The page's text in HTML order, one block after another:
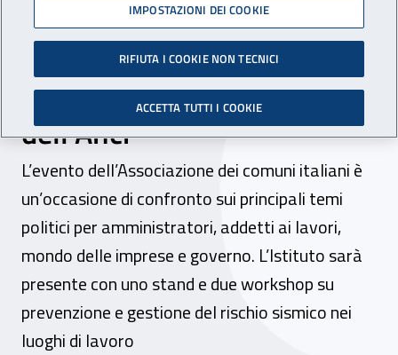
Dal 23 al 25 ottobre l’Inail
partecipa alla 35esima
Assemblea nazionale
dell’Anci
L’evento dell’Associazione dei comuni italiani è
un’occasione di confronto sui principali temi
politici per amministratori, addetti ai lavori,
mondo delle imprese e governo. L’Istituto sarà
presente con uno stand e due workshop su
prevenzione e gestione del rischio sismico nei
luoghi di lavoro
IMPOSTAZIONI DEI COOKIE
RIFIUTA I COOKIE NON TECNICI
ACCETTA TUTTI I COOKIE